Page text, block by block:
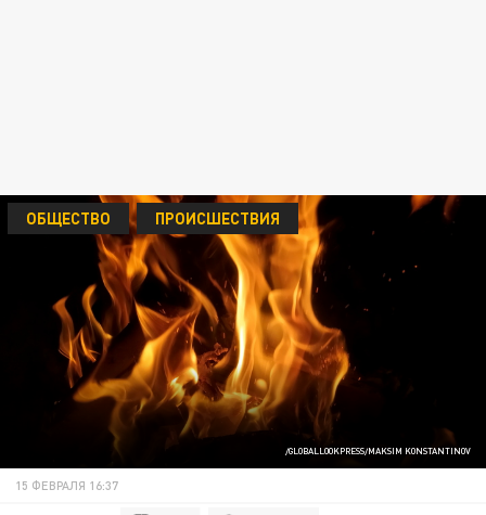
/GLOBALLOOKPRESS/MAKSIM KONSTANTINOV
ОБЩЕСТВО ПРОИСШЕСТВИЯ
15 ФЕВРАЛЯ 16:37